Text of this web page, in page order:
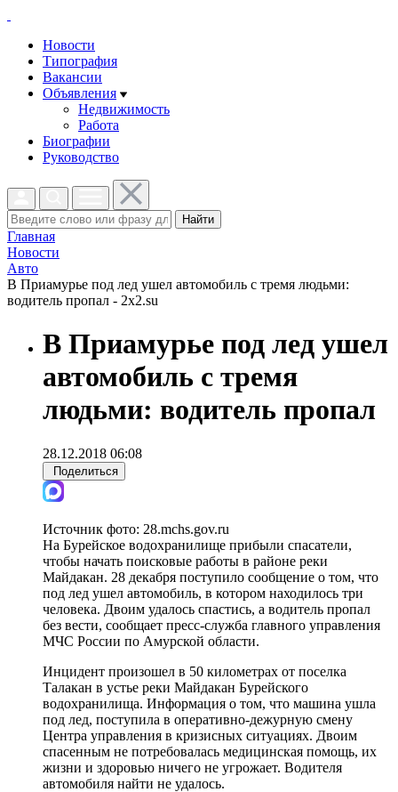
Новости
Типография
Вакансии
Объявления
Недвижимость
Работа
Биографии
Руководство
Найти
Главная
Новости
Авто
В Приамурье под лед ушел автомобиль с тремя людьми:
водитель пропал - 2x2.su
В Приамурье под лед ушел
автомобиль с тремя
людьми: водитель пропал
28.12.2018 06:08
Поделиться
Источник фото: 28.mchs.gov.ru
На Бурейское водохранилище прибыли спасатели,
чтобы начать поисковые работы в районе реки
Майдакан. 28 декабря поступило сообщение о том, что
под лед ушел автомобиль, в котором находилось три
человека. Двоим удалось спастись, а водитель пропал
без вести, сообщает пресс-служба главного управления
МЧС России по Амурской области.
Инцидент произошел в 50 километрах от поселка
Талакан в устье реки Майдакан Бурейского
водохранилища. Информация о том, что машина ушла
под лед, поступила в оперативно-дежурную смену
Центра управления в кризисных ситуациях. Двоим
спасенным не потребовалась медицинская помощь, их
жизни и здоровью ничего не угрожает. Водителя
автомобиля найти не удалось.